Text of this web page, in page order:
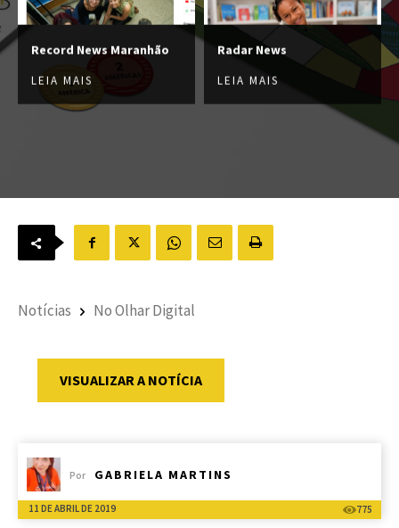
Record News Maranhão
LEIA MAIS
Radar News
LEIA MAIS
Notícias No Olhar Digital
VISUALIZAR A NOTÍCIA
Por GABRIELA MARTINS
11 DE ABRIL DE 2019 775